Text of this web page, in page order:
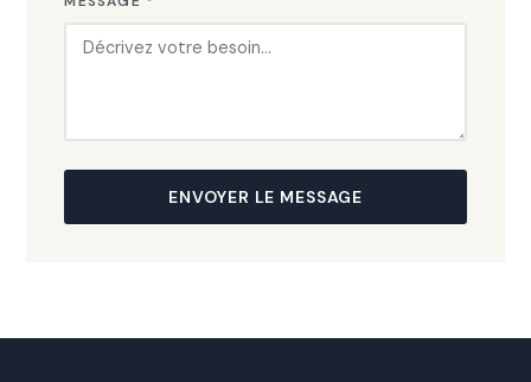
ENVOYER LE MESSAGE